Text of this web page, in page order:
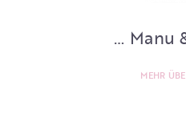
… Manu
MEHR